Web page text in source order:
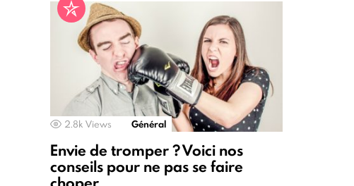
2.8k Views Général
Envie de tromper ? Voici nos
conseils pour ne pas se faire